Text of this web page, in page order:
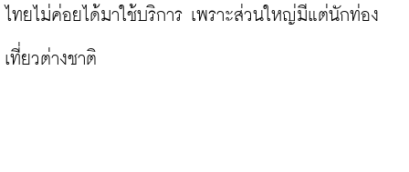
ไทยไม่ค่อยได้มาใช้บริการ เพราะส่วนใหญ่มีแต่นักท่อง
เที่ยวต่างชาติ